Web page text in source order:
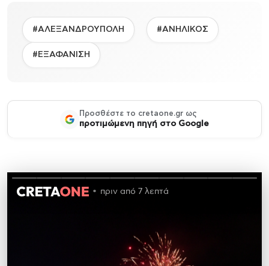
#ΑΛΕΞΑΝΔΡΟΥΠΟΛΗ #ΑΝΗΛΙΚΟΣ
#ΕΞΑΦΑΝΙΣΗ
Προσθέστε το cretaone.gr ως
προτιμώμενη πηγή στο Google
πριν από 7 λεπτά